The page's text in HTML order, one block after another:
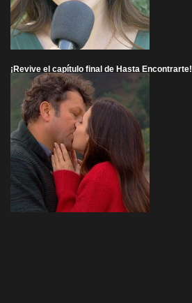
¡Revive el capítulo final de Hasta Encontrarte!